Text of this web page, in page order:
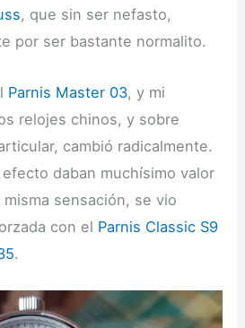
, que sin ser nefasto,
por ser bastante normalito.
Parnis Master 03, y mi
relojes chinos, y sobre
cambió radicalmente.
daban muchísimo valor
sensación, se vio
con el Parnis Classic S9
.